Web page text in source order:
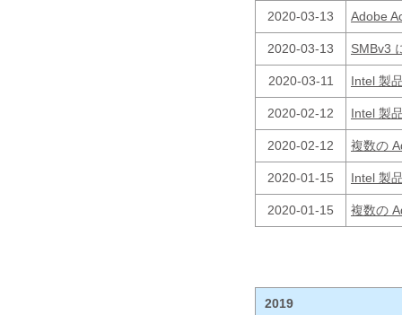
2020-03-13 Adobe
2020-03-13 SMBv3
2020-03-11 Intel 製
2020-02-12 Intel 製
2020-02-12 複数の
2020-01-15 Intel 製
2020-01-15 複数の
2019